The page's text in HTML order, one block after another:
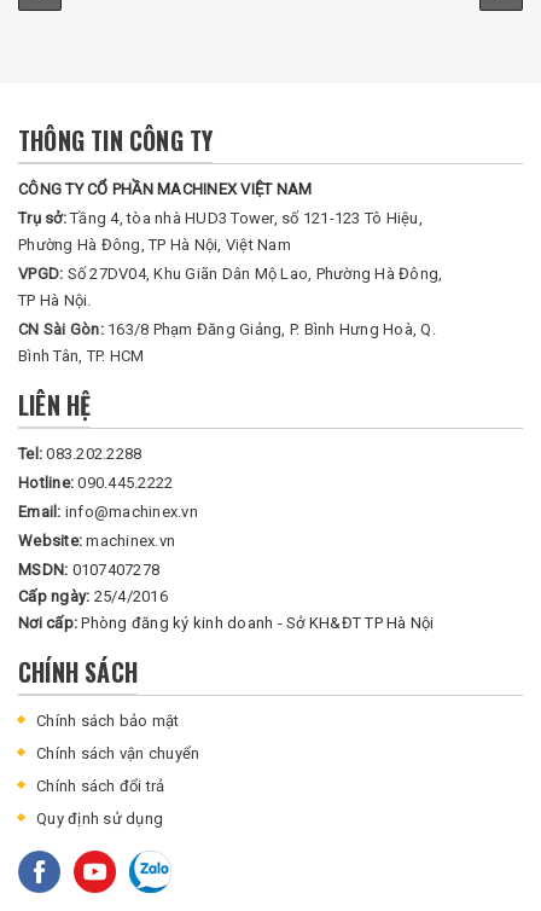
THÔNG TIN CÔNG TY
CÔNG TY CỔ PHẦN MACHINEX VIỆT NAM
Trụ sở:Tầng 4, tòa nhà HUD3 Tower, số 121-123 Tô Hiệu,
Phường Hà Đông, TP Hà Nội, Việt Nam
VPGD: Số 27DV04, Khu Giãn Dân Mộ Lao, Phường Hà Đông,
TP Hà Nội.
CN Sài Gòn: 163/8 Phạm Đăng Giảng, P. Bình Hưng Hoà, Q.
Bình Tân, TP. HCM
LIÊN HỆ
Tel:083.202.2288
Hotline:090.445.2222
Email: info@machinex.vn
Website:machinex.vn
MSDN: 0107407278
Cấp ngày: 25/4/2016
Nơi cấp:Phòng đăng ký kinh doanh - Sở KH&ĐT TP Hà Nội
CHÍNH SÁCH
Chính sách bảo mật
Chính sách vận chuyển
Chính sách đổi trả
Quy định sử dụng